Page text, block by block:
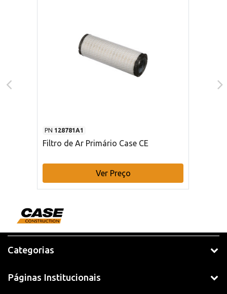
PN 128781A1
Filtro de Ar Primário Case CE
Ver Preço
Categorias
Páginas Institucionais